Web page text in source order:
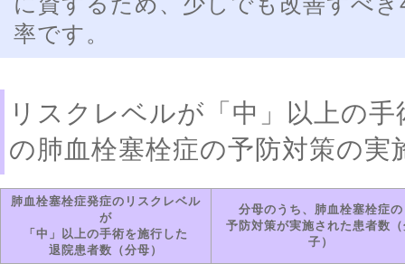
率です。
リスクレベルが「中」以上の
の肺血栓塞栓症の予防対策の実
肺血栓塞栓症発症のリスクレベル
が
「中」以上の手術を施行した
退院患者数（分母）
分母のうち、肺血栓塞栓症の
予防対策が実施された患者数（
子）